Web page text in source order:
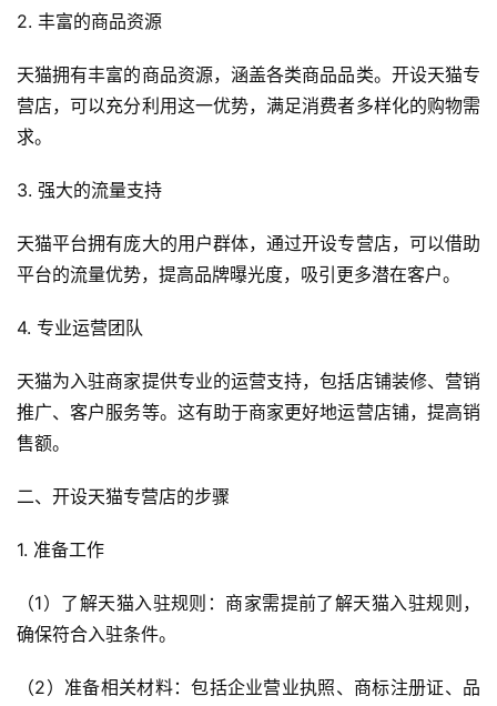
2. 丰富的商品资源
天猫拥有丰富的商品资源，涵盖各类商品品类。开设天猫专
营店，可以充分利用这一优势，满足消费者多样化的购物需
求。
3. 强大的流量支持
天猫平台拥有庞大的用户群体，通过开设专营店，可以借助
平台的流量优势，提高品牌曝光度，吸引更多潜在客户。
4. 专业运营团队
天猫为入驻商家提供专业的运营支持，包括店铺装修、营销
推广、客户服务等。这有助于商家更好地运营店铺，提高销
售额。
二、开设天猫专营店的步骤
1. 准备工作
（1）了解天猫入驻规则：商家需提前了解天猫入驻规则，
确保符合入驻条件。
（2）准备相关材料：包括企业营业执照、商标注册证、品